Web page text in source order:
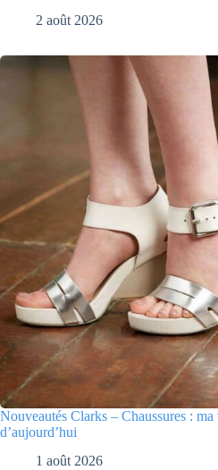
2 août 2026
Nouveautés Clarks – Chaussures :
d’aujourd’hui
1 août 2026